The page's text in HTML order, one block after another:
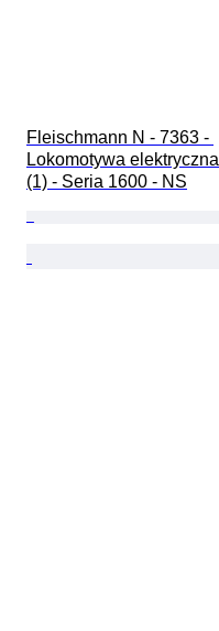
Fleischmann N - 7363 -
Lokomotywa elektryczna
(1) - Seria 1600 - NS